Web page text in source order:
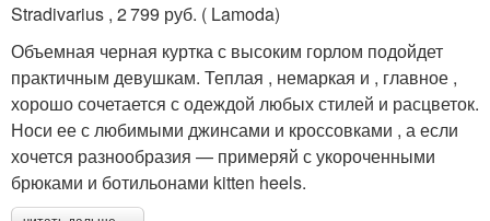
Stradivarius , 2 799 руб. ( Lamoda)
Объемная черная куртка с высоким горлом подойдет
практичным девушкам. Теплая , немаркая и , главное ,
хорошо сочетается с одеждой любых стилей и расцветок.
Носи ее с любимыми джинсами и кроссовками , а если
хочется разнообразия — примеряй с укороченными
брюками и ботильонами kitten heels.